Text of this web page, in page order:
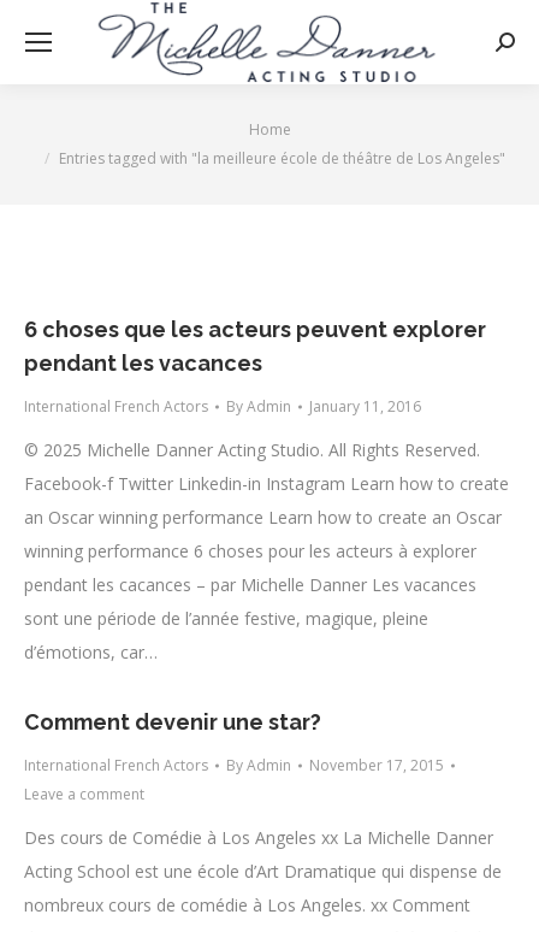
Home
Entries tagged with "la meilleure école de théâtre de Los Angeles"
6 choses que les acteurs peuvent explorer
pendant les vacances
International French Actors ByAdmin January 11, 2016
© 2025 Michelle Danner Acting Studio. All Rights Reserved.
Facebook-f Twitter Linkedin-in Instagram Learn how to create
an Oscar winning performance Learn how to create an Oscar
winning performance​ 6 choses pour les acteurs à explorer
pendant les cacances – par Michelle Danner Les vacances
sont une période de l’année festive, magique, pleine
d’émotions, car…
Comment devenir une star?
International French Actors ByAdmin
November 17, 2015
Leave a comment
Des cours de Comédie à Los Angeles xx La Michelle Danner
Acting School est une école d’Art Dramatique qui dispense de
nombreux cours de comédie à Los Angeles. xx Comment